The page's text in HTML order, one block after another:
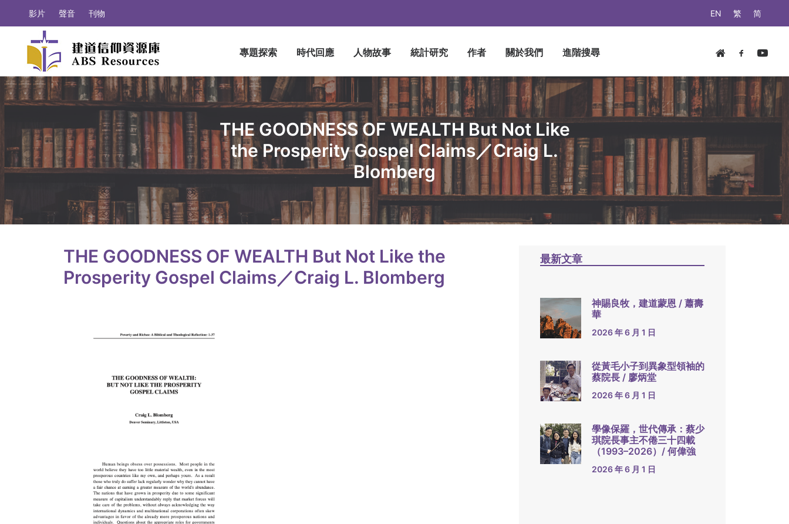
EN 繁 简
影片 聲音 刊物
專題探索 時代回應 人物故事 統計研究 作者 關於我們 進階搜尋
THE GOODNESS OF WEALTH But Not Like
the Prosperity Gospel Claims／Craig L.
Blomberg
THE GOODNESS OF WEALTH But Not Like the
Prosperity Gospel Claims／Craig L. Blomberg
最新文章
神賜良牧，建道蒙恩 / 蕭壽
華
2026 年 6 月 1 日
從黃毛小子到異象型領袖的
蔡院長 / 廖炳堂
2026 年 6 月 1 日
學像保羅，世代傳承：蔡少
琪院長事主不倦三十四載
（1993–2026）/ 何偉強
2026 年 6 月 1 日